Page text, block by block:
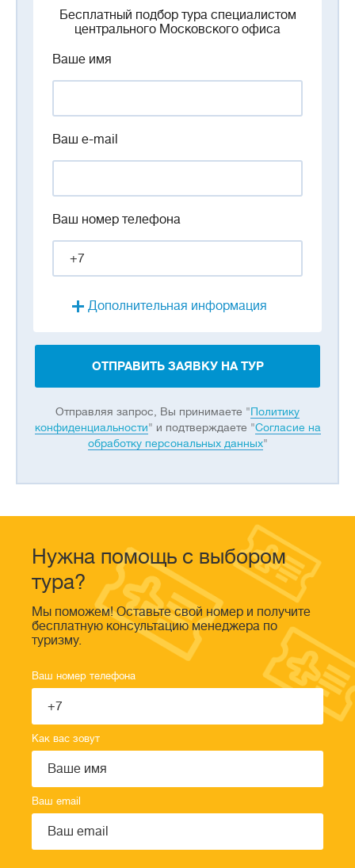
Бесплатный подбор тура специалистом
центрального Московского офиса
Ваше имя
Ваш e-mail
Ваш номер телефона
Дополнительная информация
ОТПРАВИТЬ ЗАЯВКУ НА ТУР
Отправляя запрос, Вы принимаете "Политику
конфиденциальности" и подтверждаете "Согласие на
обработку персональных данных"
Нужна помощь с выбором
тура?
Мы поможем! Оставьте свой номер и получите
бесплатную консультацию менеджера по
туризму.
Ваш номер телефона
Как вас зовут
Ваш email